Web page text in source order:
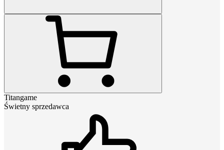
Titangame
Świetny sprzedawca